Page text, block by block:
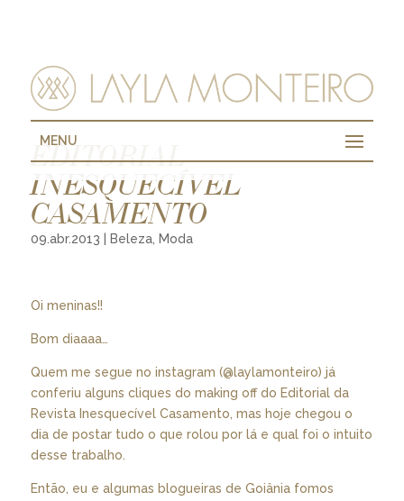
MENU
EDITORIAL
INESQUECÍVEL
CASAMENTO
09.abr.2013 Beleza, Moda
Oi meninas!!
Bom diaaaa…
Quem me segue no instagram (@laylamonteiro) já
conferiu alguns cliques do making off do Editorial da
Revista Inesquecível Casamento, mas hoje chegou o
dia de postar tudo o que rolou por lá e qual foi o intuito
desse trabalho.
Então, eu e algumas blogueiras de Goiânia fomos